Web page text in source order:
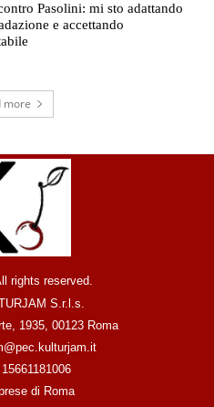
Pasolini: mi sto adattando
e accettando
more
rights reserved.
S.r.l.s.
1935, 00123 Roma
di Roma